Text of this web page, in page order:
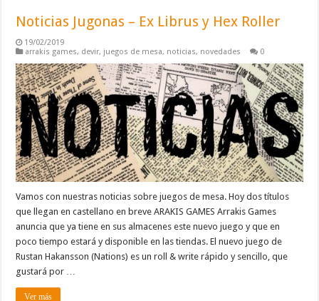
Noticias Jugonas – Ex Librus y Hex Roller
19/02/2019
arrakis games, devir, juegos de mesa, noticias, novedades 0
Vamos con nuestras noticias sobre juegos de mesa. Hoy dos títulos
que llegan en castellano en breve ARAKIS GAMES Arrakis Games
anuncia que ya tiene en sus almacenes este nuevo juego y que en
poco tiempo estará y disponible en las tiendas. El nuevo juego de
Rustan Hakansson (Nations) es un roll & write rápido y sencillo, que
gustará por …
Ver más